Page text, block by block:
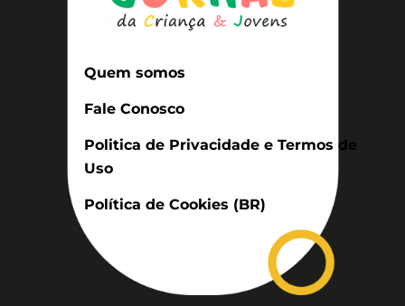
Quem somos
Fale Conosco
Politica de Privacidade e Termos de
Uso
Política de Cookies (BR)